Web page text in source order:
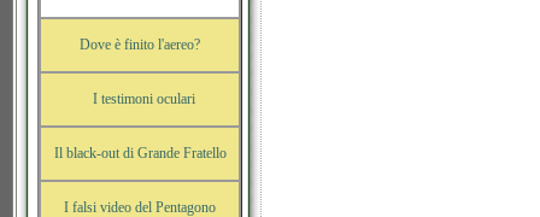
Dove è finito l'aereo?
I testimoni oculari
Il black-out di Grande Fratello
I falsi video del Pentagono